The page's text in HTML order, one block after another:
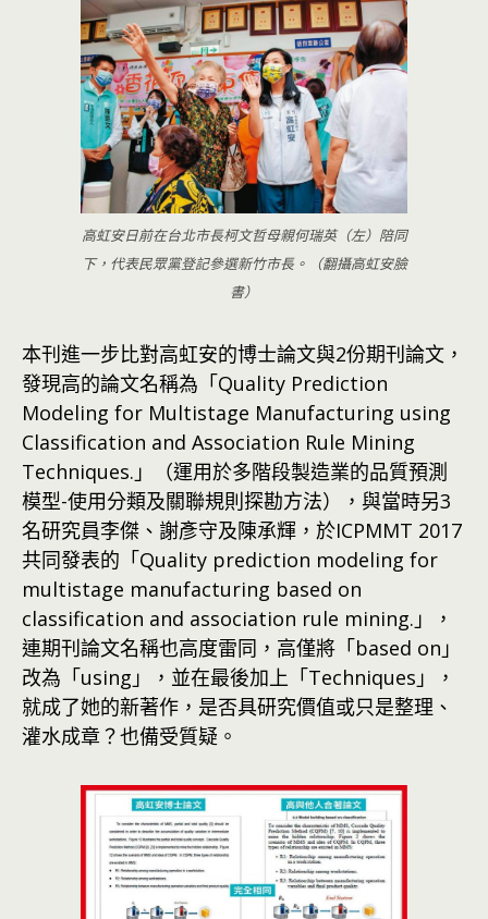
高虹安日前在台北市長柯文哲母親何瑞英（左）陪同
下，代表民眾黨登記參選新竹市長。（翻攝高虹安臉
書）
本刊進一步比對高虹安的博士論文與2份期刊論文，
發現高的論文名稱為「Quality Prediction
Modeling for Multistage Manufacturing using
Classification and Association Rule Mining
Techniques.」（運用於多階段製造業的品質預測
模型-使用分類及關聯規則探勘方法），與當時另3
名研究員李傑、謝彥守及陳承輝，於ICPMMT 2017
共同發表的「Quality prediction modeling for
multistage manufacturing based on
classification and association rule mining.」，
連期刊論文名稱也高度雷同，高僅將「based on」
改為「using」，並在最後加上「Techniques」，
就成了她的新著作，是否具研究價值或只是整理、
灌水成章？也備受質疑。